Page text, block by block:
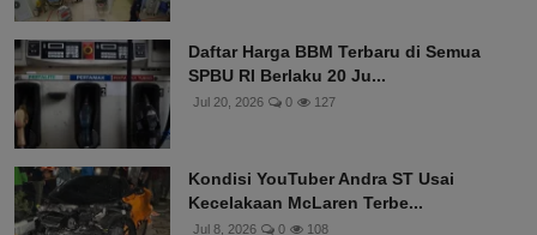
Daftar Harga BBM Terbaru di Semua
SPBU RI Berlaku 20 Ju...
Jul 20, 2026 0 127
Kondisi YouTuber Andra ST Usai
Kecelakaan McLaren Terbe...
Jul 8, 2026 0 108